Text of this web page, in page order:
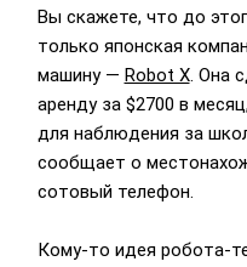
Вы скажете, что до
только японская
машину — Robot X. Она
аренду за $2700 в
для наблюдения за
сообщает о
сотовый телефон.
Кому-то идея робота-